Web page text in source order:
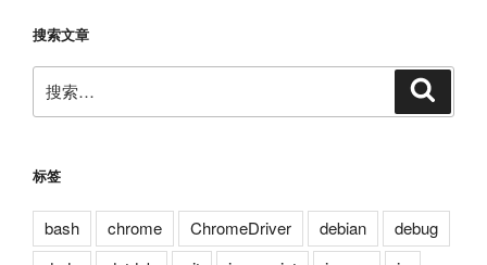
搜索文章
索：
标签
bash chrome ChromeDriver debian
debug